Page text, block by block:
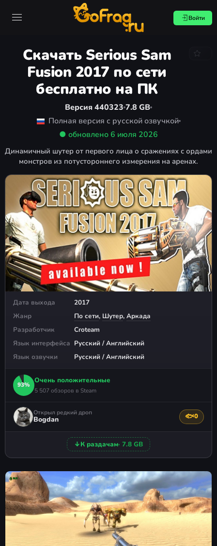
Войти
Скачать Serious Sam
Fusion 2017 по сети
бесплатно на ПК
Версия 440323 7.8 GB
Полная версия с русской озвучкой
● обновлено 6 июля 2026
Динамичный шутер от первого лица о сражениях с ордами
монстров из потустороннего измерения на аренах.
Дата выхода
2017
Жанр
По сети, Шутер, Аркада
Разработчик
Croteam
Язык интерфейса Русский / Английский
Язык озвучки
Русский / Английский
93%
Очень положительные
5 507 обзоров в Steam
Открыл редкий дроп
Bogdan 🐟0
↓К раздачам· 7.8 GB